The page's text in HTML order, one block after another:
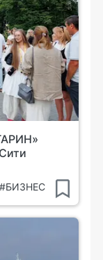
#БИЗНЕС